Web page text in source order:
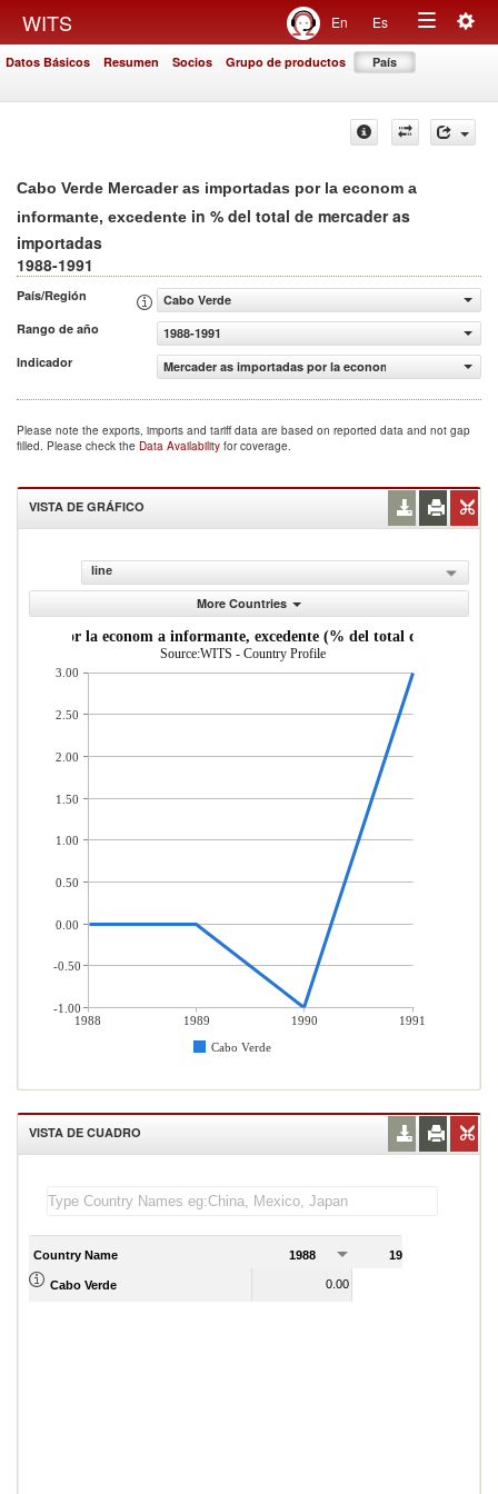
WITS En Es
Toggle
Datos Básicos Resumen Socios Grupo de productos País
Cabo Verde Mercader as importadas por la econom a
informante, excedente in % del total de mercader as
importadas
1988-1991
País/Región
Cabo Verde
Rango de año
1988-1991
Indicador
Mercader as importadas por la econom a informante,
Please note the exports, imports and tariff data are based on reported data and not gap
filled. Please check the Data Availability for coverage.
VISTA DE GRÁFICO
line
More Countries
por la econom a informante, excedente (% del total de mercader
Source:WITS - Country Profile
1988 1989 1990
1991
Cabo Verde
3.00
2.50
2.00
1.50
1.00
0.50
0.00
-0.50
-1.00
VISTA DE CUADRO
Country Name 1988 1989
Cabo Verde 0.00